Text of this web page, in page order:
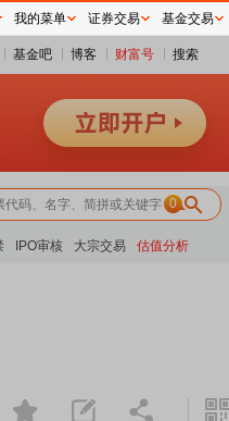
基金吧 博客 财富号 搜索
0
IPO审核 大宗交易 估值分析
我的菜单 证券交易 基金交易